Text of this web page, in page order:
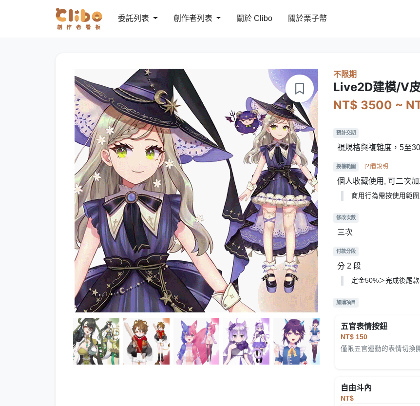
委託列表 創作者列表 關於 Clibo 關於栗子幣
不限期
Live2D建模/V
NT$ 3500 ~
預計交期
視規格與複雜度，5至
授權範圍 [?]看說明
個人收藏使用, 可二次
商用行為需按使用範
修改次數
三次
付款分段
分 2 段
定金50%＞完成後尾
加購項目
五官表情按鈕
NT$ 150
僅限五官運動的表情切換
自由斗內
NT$